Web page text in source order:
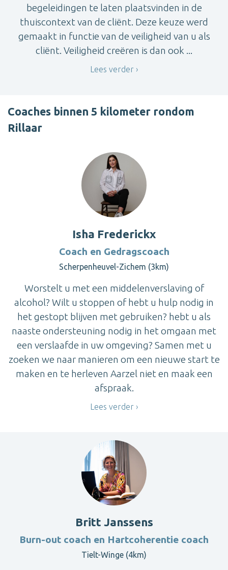
begeleidingen te laten plaatsvinden in de
thuiscontext van de cliënt. Deze keuze werd
gemaakt in functie van de veiligheid van u als
cliënt. Veiligheid creëren is dan ook ...
Lees verder
Coaches binnen 5 kilometer rondom
Rillaar
Isha Frederickx
Coach en Gedragscoach
Scherpenheuvel-Zichem (3km)
Worstelt u met een middelenverslaving of
alcohol? Wilt u stoppen of hebt u hulp nodig in
het gestopt blijven met gebruiken? hebt u als
naaste ondersteuning nodig in het omgaan met
een verslaafde in uw omgeving? Samen met u
zoeken we naar manieren om een nieuwe start te
maken en te herleven Aarzel niet en maak een
afspraak.
Lees verder
Britt Janssens
Burn-out coach en Hartcoherentie coach
Tielt-Winge (4km)